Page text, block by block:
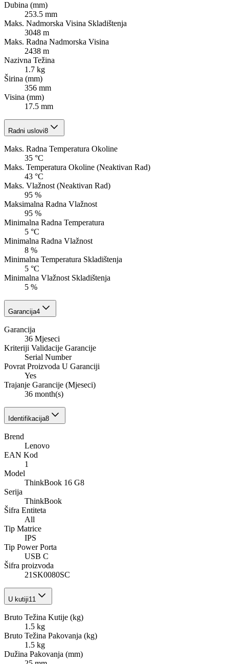
Dubina (mm)
253.5 mm
Maks. Nadmorska Visina Skladištenja
3048 m
Maks. Radna Nadmorska Visina
2438 m
Nazivna Težina
1.7 kg
Širina (mm)
356 mm
Visina (mm)
17.5 mm
Radni uslovi8
Maks. Radna Temperatura Okoline
35 °C
Maks. Temperatura Okoline (Neaktivan Rad)
43 °C
Maks. Vlažnost (Neaktivan Rad)
95 %
Maksimalna Radna Vlažnost
95 %
Minimalna Radna Temperatura
5 °C
Minimalna Radna Vlažnost
8 %
Minimalna Temperatura Skladištenja
5 °C
Minimalna Vlažnost Skladištenja
5 %
Garancija4
Garancija
36 Mjeseci
Kriteriji Validacije Garancije
Serial Number
Povrat Proizvoda U Garanciji
Yes
Trajanje Garancije (Mjeseci)
36 month(s)
Identifikacija8
Brend
Lenovo
EAN Kod
1
Model
ThinkBook 16 G8
Serija
ThinkBook
Šifra Entiteta
All
Tip Matrice
IPS
Tip Power Porta
USB C
Šifra proizvoda
21SK0080SC
U kutiji11
Bruto Težina Kutije (kg)
1.5 kg
Bruto Težina Pakovanja (kg)
1.5 kg
Dužina Pakovanja (mm)